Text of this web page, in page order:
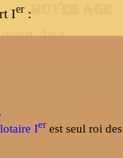
Ier :
Ierest seul roi